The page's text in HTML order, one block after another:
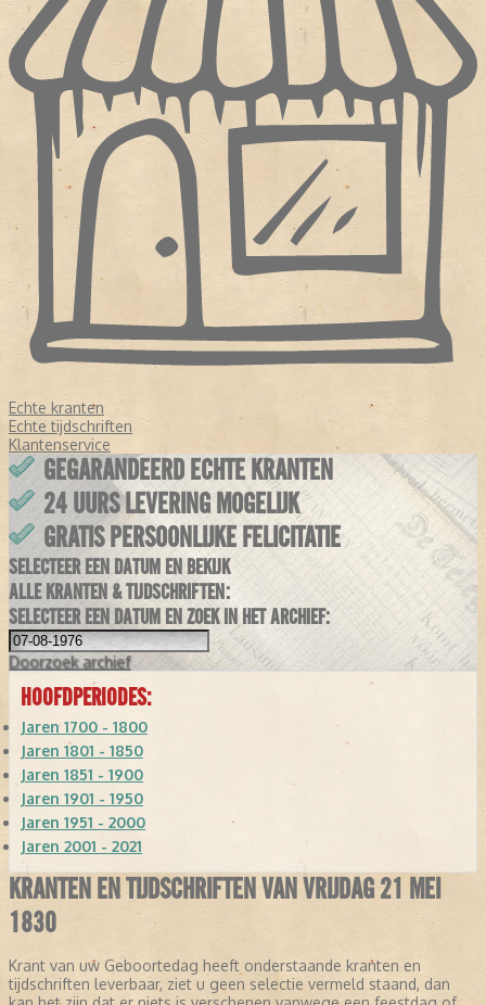
Echte kranten
Echte tijdschriften
Klantenservice
GEGARANDEERD ECHTE KRANTEN
24 UURS LEVERING MOGELIJK
GRATIS PERSOONLIJKE FELICITATIE
SELECTEER EEN DATUM EN BEKIJK
ALLE KRANTEN & TIJDSCHRIFTEN:
SELECTEER EEN DATUM EN ZOEK IN HET ARCHIEF:
Doorzoek archief
HOOFDPERIODES:
Jaren 1700 - 1800
Jaren 1801 - 1850
Jaren 1851 - 1900
Jaren 1901 - 1950
Jaren 1951 - 2000
Jaren 2001 - 2021
KRANTEN EN TIJDSCHRIFTEN VAN VRIJDAG 21 MEI
1830
Krant van uw Geboortedag heeft onderstaande kranten en
tijdschriften leverbaar, ziet u geen selectie vermeld staand, dan